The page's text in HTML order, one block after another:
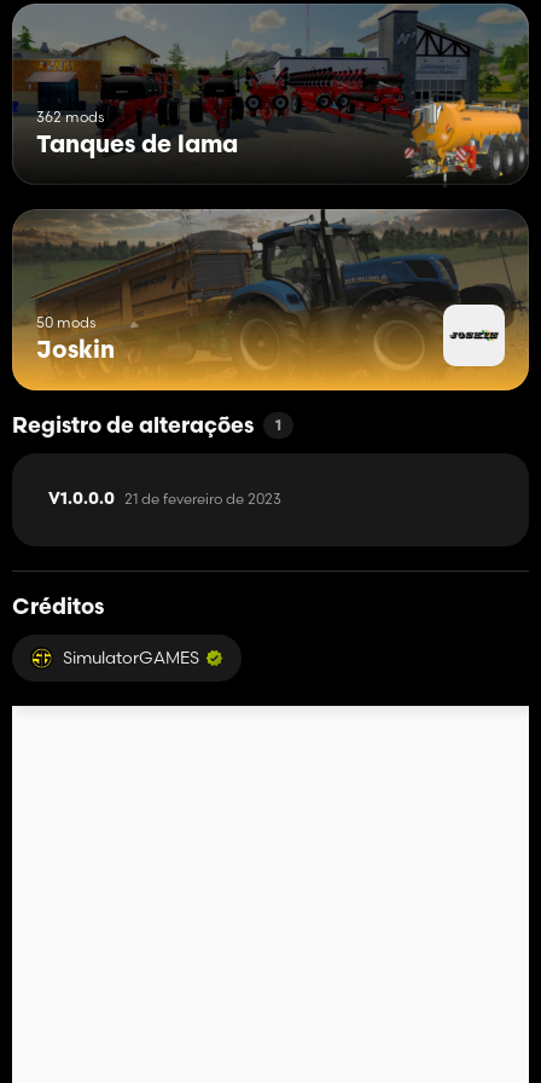
362 mods
Tanques de lama
50 mods
Joskin
Registro de alterações 1
V1.0.0.0 21 de fevereiro de 2023
Créditos
SimulatorGAMES